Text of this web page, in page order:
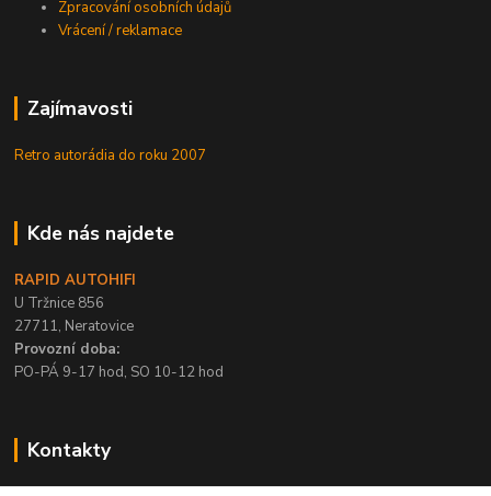
Zpracování osobních údajů
Vrácení / reklamace
Zajímavosti
Retro autorádia do roku 2007
Kde nás najdete
RAPID AUTOHIFI
U Tržnice 856
27711, Neratovice
Provozní doba:
PO-PÁ 9-17 hod, SO 10-12 hod
Kontakty